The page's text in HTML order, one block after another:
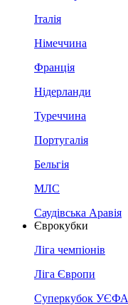
Італія
Німеччина
Франція
Нідерланди
Туреччина
Португалія
Бельгія
МЛС
Саудівська Аравія
Єврокубки
Ліга чемпіонів
Ліга Європи
Суперкубок УЄФА